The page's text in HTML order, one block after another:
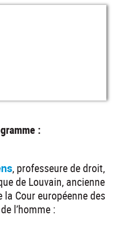
:
, professeure de droit,
de Louvain, ancienne
la Cour européenne des
l’homme :